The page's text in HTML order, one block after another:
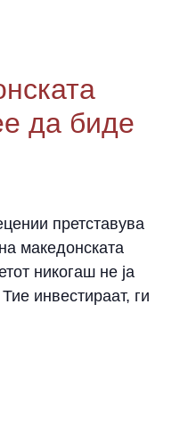
да биде
претставува
македонската
никогаш не ја
инвестираат, ги